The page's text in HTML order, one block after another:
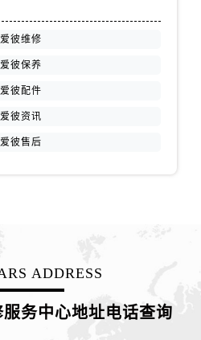
山东省泰安市泰山区财源街道泰山大街爱彼售后服务中心（需提前预约）
爱彼维修
爱彼保养
爱彼配件
爱彼资讯
爱彼售后
ADDRESS
务中心地址电话查询